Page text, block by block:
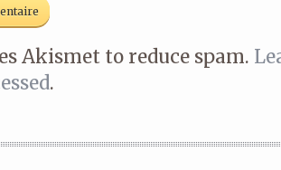
Akismet to reduce spam.
.